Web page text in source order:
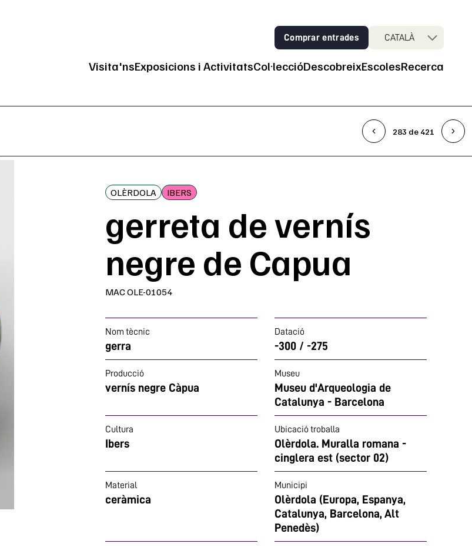
Comprar entrades CATALÀ
Navegació principal
Visita'nsExposicions i ActivitatsCol·leccióDescobreixEscolesRecerca
283 de 421
OLÈRDOLA IBERS
gerreta de vernís
negre de Capua
MAC OLE-01054
Nom tècnic
gerra
Datació
-300 / -275
Producció
vernís negre Càpua
Museu
Museu d'Arqueologia de
Catalunya - Barcelona
Cultura
Ibers
Ubicació troballa
Olèrdola. Muralla romana -
cinglera est (sector 02)
Material
ceràmica
Municipi
Olèrdola (Europa, Espanya,
Catalunya, Barcelona, Alt
Penedès)